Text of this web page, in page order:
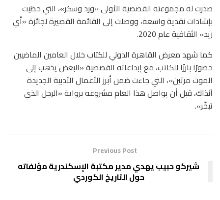
صدرت له مجموعته القصصية الأولى «ورد وسكر»، التي حظيت
بإشادات نقدية واسعة، ووصلت إلى القائمة القصيرة لجائزة «أي
ريد» الثقافية عام 2020.
كما شهد معرض القاهرة الدولي للكتاب خلال العامين الماضيين
حضورًا بارزًا للكاتب، مع إبداعاته القصصية «البعض يذهب إلى
الموت مرتين»، التي جاءت ضمن أبرز الأعمال الأدبية الجديدة
آنذاك، قبل أن يواصل هذا العام مشروعه برواية «الرجل الذي
تبخّر».
Previous Post
شيركو حبيب يهدي مدير مكتبة الإسكندرية مؤلفاته
حول التاريخ الكوردي